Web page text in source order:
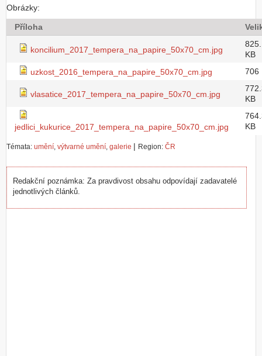
Obrázky:
Příloha
koncilium_2017_tempera_na_papire_50x70_cm.jpg
KB
uzkost_2016_tempera_na_papire_50x70_cm.jpg
706
vlasatice_2017_tempera_na_papire_50x70_cm.jpg
KB
jedlici_kukurice_2017_tempera_na_papire_50x70_cm.jpg
KB
Témata: umění, výtvarné umění, galerie | Region: ČR
Redakční poznámka: Za pravdivost obsahu odpovídají zadavatelé
jednotlivých článků.